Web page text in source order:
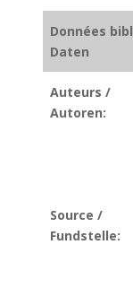
Données
Daten
Auteurs /
Autoren:
Source /
Fundstelle: